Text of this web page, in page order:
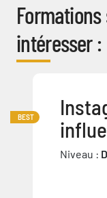
intéresser :
BEST
Niveau :